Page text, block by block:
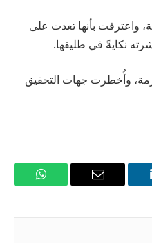
واعترفت بأنها تعدت على
نكايةً في طليقها.
وأُخطرت جهات التحقيق
البريد
واتساب